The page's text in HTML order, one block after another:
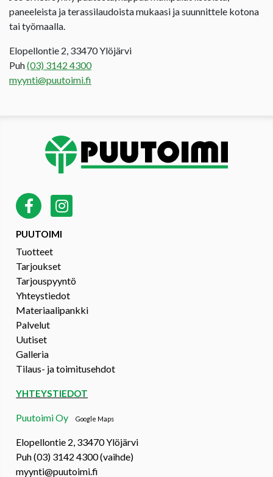
paneeleista ja terassilaudoista mukaasi ja suunnittele kotona
tai työmaalla.
Elopellontie 2, 33470 Ylöjärvi
Puh(03) 3142 4300
myynti@puutoimi.fi
PUUTOIMI
Tuotteet
Tarjoukset
Tarjouspyyntö
Yhteystiedot
Materiaalipankki
Palvelut
Uutiset
Galleria
Tilaus- ja toimitusehdot
YHTEYSTIEDOT
Puutoimi OyGoogle Maps
Elopellontie 2, 33470 Ylöjärvi
Puh (03) 3142 4300 (vaihde)
myynti@puutoimi.fi